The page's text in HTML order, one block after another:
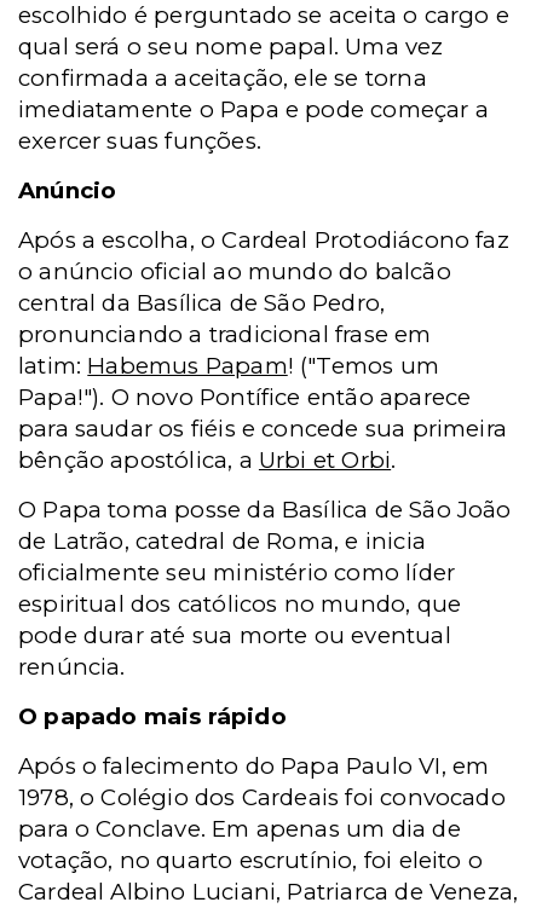
escolhido é perguntado se aceita o cargo e
qual será o seu nome papal. Uma vez
confirmada a aceitação, ele se torna
imediatamente o Papa e pode começar a
exercer suas funções.
Anúncio
Após a escolha, o Cardeal Protodiácono faz
o anúncio oficial ao mundo do balcão
central da Basílica de São Pedro,
pronunciando a tradicional frase em
latim: Habemus Papam! ("Temos um
Papa!"). O novo Pontífice então aparece
para saudar os fiéis e concede sua primeira
bênção apostólica, a Urbi et Orbi.
O Papa toma posse da Basílica de São João
de Latrão, catedral de Roma, e inicia
oficialmente seu ministério como líder
espiritual dos católicos no mundo, que
pode durar até sua morte ou eventual
renúncia.
O papado mais rápido
Após o falecimento do Papa Paulo VI, em
1978, o Colégio dos Cardeais foi convocado
para o Conclave. Em apenas um dia de
votação, no quarto escrutínio, foi eleito o
Cardeal Albino Luciani, Patriarca de Veneza,